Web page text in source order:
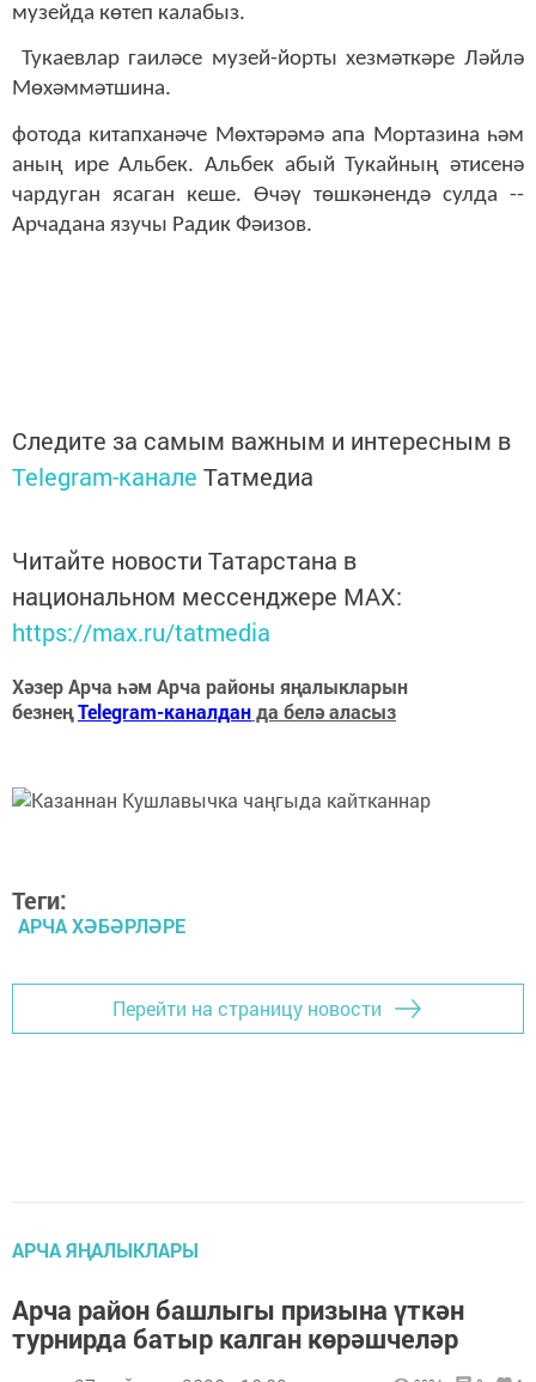
музейда көтеп калабыз.
Тукаевлар гаиләсе музей-йорты хезмәткәре Ләйлә
Мөхәммәтшина.
фотода китапханәче Мөхтәрәмә апа Мортазина һәм
аның ире Альбек. Альбек абый Тукайның әтисенә
чардуган ясаган кеше. Өчәү төшкәнендә сулда --
Арчадана язучы Радик Фәизов.
Следите за самым важным и интересным в
Telegram-канале Татмедиа
Читайте новости Татарстана в
национальном мессенджере MАХ:
https://max.ru/tatmedia
Хәзер Арча һәм Арча районы яңалыкларын
безнеңTelegram-каналданда белә аласыз
Теги:
АРЧА ХӘБӘРЛӘРЕ
Перейти на страницу новости
АРЧА ЯҢАЛЫКЛАРЫ
Арча район башлыгы призына үткән
турнирда батыр калган көрәшчеләр